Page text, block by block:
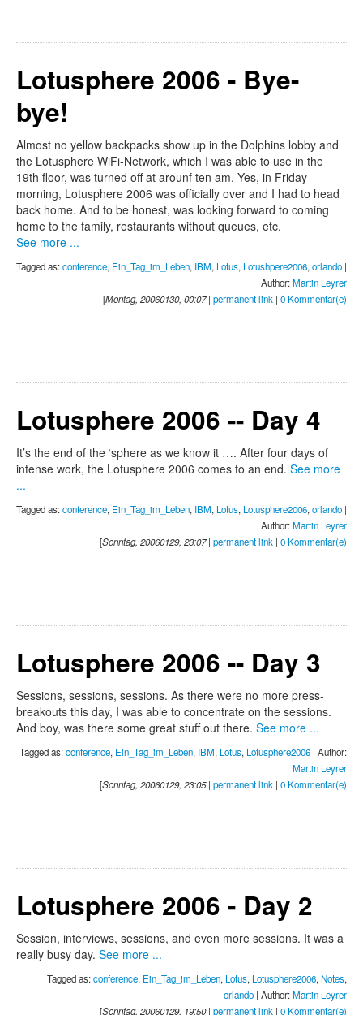
Lotusphere 2006 - Bye-
bye!
Almost no yellow backpacks show up in the Dolphins lobby and
the Lotusphere WiFi-Network, which I was able to use in the
19th floor, was turned off at arounf ten am. Yes, in Friday
morning, Lotusphere 2006 was officially over and I had to head
back home. And to be honest, was looking forward to coming
home to the family, restaurants without queues, etc.
See more ...
Tagged as:conference, Ein_Tag_im_Leben, IBM, Lotus, Lotushpere2006,orlando |
Author:Martin Leyrer
[Montag, 20060130, 00:07| permanent link | 0 Kommentar(e)
Lotusphere 2006 -- Day 4
It’s the end of the ‘sphere as we know it …. After four days of
intense work, the Lotusphere 2006 comes to an end. See more
...
Tagged as:conference, Ein_Tag_im_Leben, IBM, Lotus, Lotusphere2006,orlando |
Author:Martin Leyrer
[Sonntag, 20060129, 23:07| permanent link | 0 Kommentar(e)
Lotusphere 2006 -- Day 3
Sessions, sessions, sessions. As there were no more press-
breakouts this day, I was able to concentrate on the sessions.
And boy, was there some great stuff out there. See more ...
Tagged as:conference, Ein_Tag_im_Leben, IBM, Lotus, Lotusphere2006 | Author:
Martin Leyrer
[Sonntag, 20060129, 23:05| permanent link | 0 Kommentar(e)
Lotusphere 2006 - Day 2
Session, interviews, sessions, and even more sessions. It was a
really busy day. See more ...
Tagged as:conference, Ein_Tag_im_Leben, Lotus, Lotusphere2006,Notes,
orlando | Author:Martin Leyrer
[Sonntag, 20060129, 19:50| permanent link | 0 Kommentar(e)